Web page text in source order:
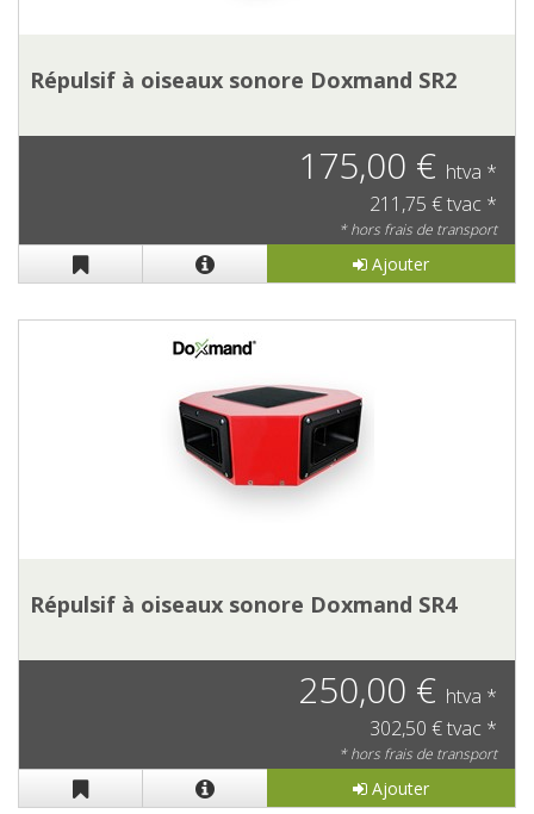
Répulsif à oiseaux sonore Doxmand SR2
175,00 € htva *
211,75 € tvac *
* hors frais de transport
Ajouter
Répulsif à oiseaux sonore Doxmand SR4
250,00 € htva *
302,50 € tvac *
* hors frais de transport
Ajouter